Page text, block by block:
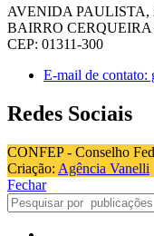
AVENIDA PAULISTA,
BAIRRO CERQUEIRA
CEP: 01311-300
E-mail de contato:
Redes Sociais
CONFEP - Conselho
Criação: Agência Vanelli
Fechar